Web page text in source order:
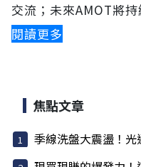
交流；未來AMOT將
閱讀更多
焦點文章
季線洗盤大震盪！